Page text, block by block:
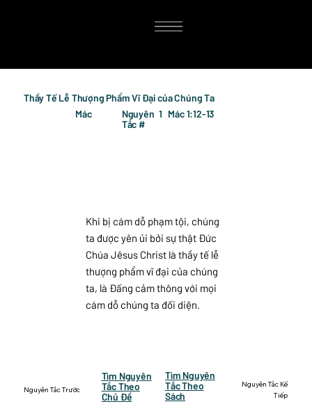
Nguyên Tắc Trước
Tìm Nguyên
Tắc Theo
Chủ Đề
Tìm Nguyên
Tắc Theo
Sách
Nguyên Tắc Kế
Tiếp
Thầy Tế Lễ Thượng Phẩm Vĩ Đại của Chúng Ta
Mác
Nguyên
Tắc #
1 Mác 1:12-13
Khi bị cám dỗ phạm tội, chúng
ta được yên ủi bởi sự thật Đức
Chúa Jêsus Christ là thầy tế lễ
thượng phẩm vĩ đại của chúng
ta, là Đấng cảm thông với mọi
cám dỗ chúng ta đối diện.